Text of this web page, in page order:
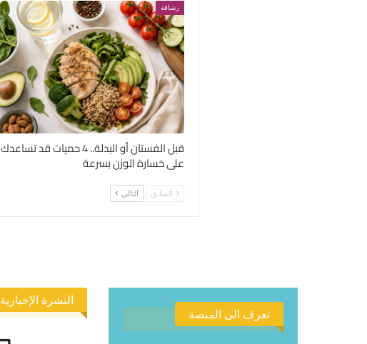
رشاقة
قبل الفستان أو البدلة.. 4 حميات قد تساعدك
على خسارة الوزن بسرعة
السابق التالي
تعرف الى المنصة
النشرة الإخبارية